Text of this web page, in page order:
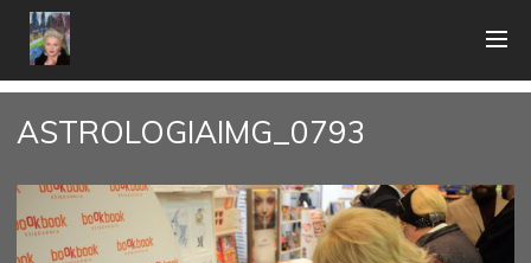
ASTROLOGIAIMG_0793